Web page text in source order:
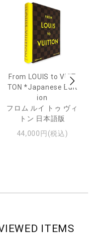
From LOUIS to VUIT
TON *Japanese Edit
ion
フロム ルイ トゥ ヴィ
トン 日本語版
44,000円(税込)
ITEMS